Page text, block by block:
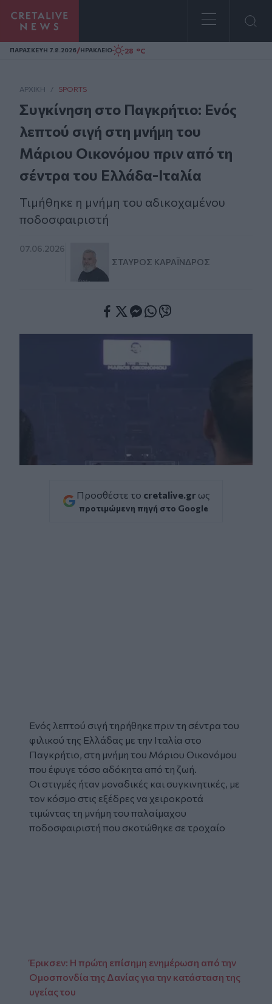
Homepage
ΠΑΡΑΣΚΕΥΗ 7.8.2026/ΗΡΑΚΛΕΙΟ 28 °C
ΑΡΧΙΚΗ / SPORTS
Συγκίνηση στο Παγκρήτιο: Ενός
λεπτού σιγή στη μνήμη του
Μάριου Οικονόμου πριν από τη
σέντρα του Ελλάδα-Ιταλία
Τιμήθηκε η μνήμη του αδικοχαμένου
ποδοσφαιριστή
07.06.2026
ΣΤΑΎΡΟΣ ΚΑΡΑΪ́ΝΔΡΟΣ
Προσθέστε το cretalive.gr ως
προτιμώμενη πηγή στο Google
Ενός λεπτού σιγή τηρήθηκε πριν τη σέντρα του
φιλικού της Ελλάδας με την Ιταλία στο
Παγκρήτιο, στη μνήμη του Μάριου Οικονόμου
που έφυγε τόσο αδόκητα από τη ζωή.
Οι στιγμές ήταν μοναδικές και συγκινητικές, με
τον κόσμο στις εξέδρες να χειροκροτά
τιμώντας τη μνήμη του παλαίμαχου
ποδοσφαιριστή που σκοτώθηκε σε τροχαίο
Έρικσεν: Η πρώτη επίσημη ενημέρωση από την
Ομοσπονδία της Δανίας για την κατάσταση της
υγείας του